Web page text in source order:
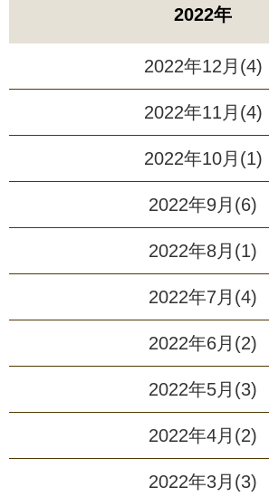
2022年
2022年12月(4)
2022年11月(4)
2022年10月(1)
2022年9月(6)
2022年8月(1)
2022年7月(4)
2022年6月(2)
2022年5月(3)
2022年4月(2)
2022年3月(3)